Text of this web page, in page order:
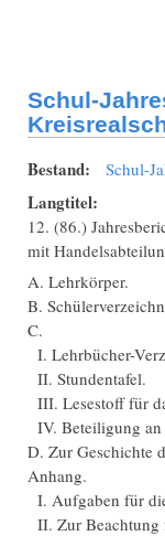
Schul-
Bestand: Schul-
Langtitel:
12. (86.)
mit
A. Lehrkörper.
B.
C.
I. Lehrbücher-
II. Stundentafel.
III. Lesestoff für
IV. Beteiligung
D. Zur Geschichte
Anhang.
I. Aufgaben für
II. Zur Beachtung